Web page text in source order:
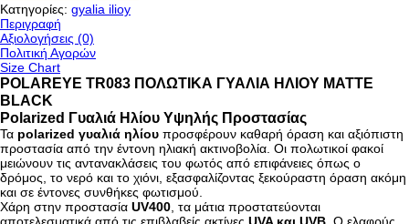
Κατηγορίες: gyalia ilioy
Περιγραφή
Αξιολογήσεις (0)
Πολιτική Αγορών
Size Chart
POLAREYE TR083 ΠΟΛΩΤΙΚΑ ΓΥΑΛΙΑ ΗΛΙΟΥ MATTE
BLACK
Polarized Γυαλιά Ηλίου Υψηλής Προστασίας
Τα polarized γυαλιά ηλίου προσφέρουν καθαρή όραση και αξιόπιστη
προστασία από την έντονη ηλιακή ακτινοβολία. Οι πολωτικοί φακοί
μειώνουν τις αντανακλάσεις του φωτός από επιφάνειες όπως ο
δρόμος, το νερό και το χιόνι, εξασφαλίζοντας ξεκούραστη όραση ακόμη
και σε έντονες συνθήκες φωτισμού.
Χάρη στην προστασία UV400 , τα μάτια προστατεύονται
αποτελεσματικά από τις επιβλαβείς ακτίνες UVA και UVB . Ο ελαφρύς